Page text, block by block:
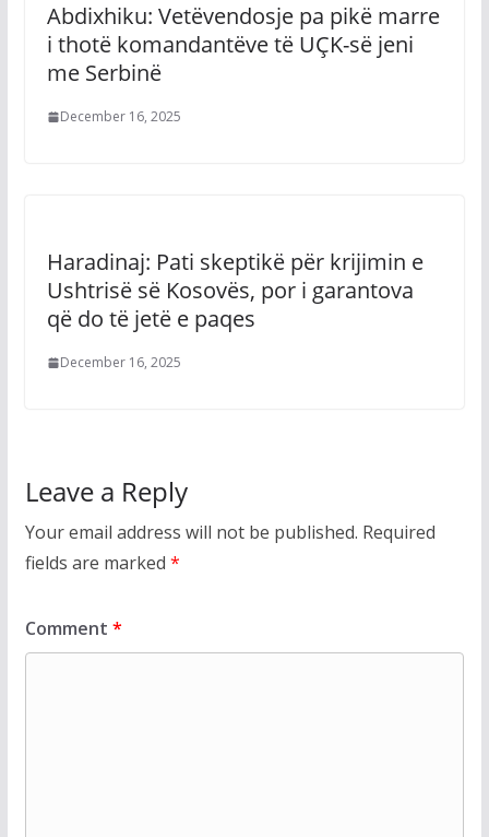
Abdixhiku: Vetëvendosje pa pikë marre
i thotë komandantëve të UÇK-së jeni
me Serbinë
December 16, 2025
Haradinaj: Pati skeptikë për krijimin e
Ushtrisë së Kosovës, por i garantova
që do të jetë e paqes
December 16, 2025
Leave a Reply
Your email address will not be published. Required
fields are marked *
Comment *